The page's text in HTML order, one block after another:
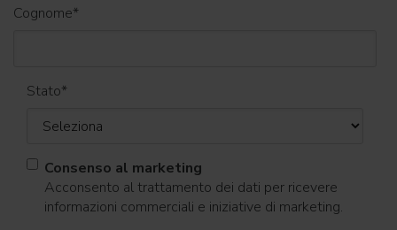
Cognome*
Stato*
Consenso al marketing
Acconsento al trattamento dei dati per ricevere
informazioni commerciali e iniziative di marketing.